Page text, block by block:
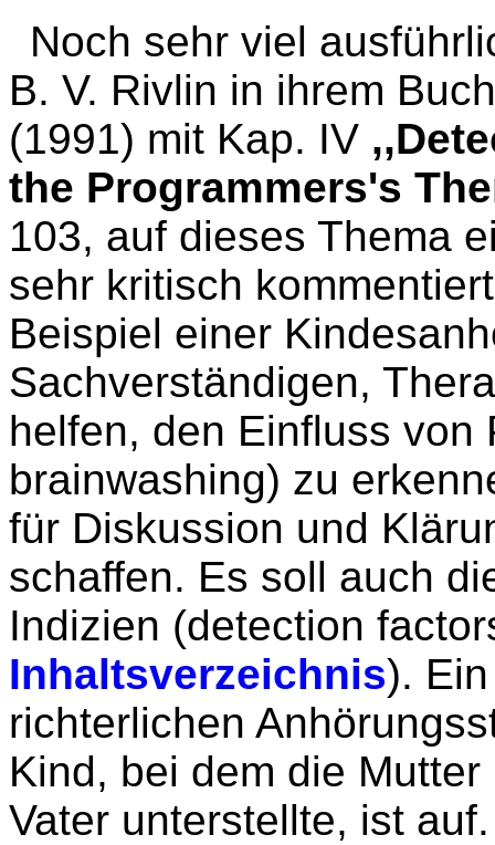
Noch sehr viel
B. V. Rivlin in ihrem Buch
(1991) mit Kap. IV
the Programmers's
103, auf dieses Thema
sehr kritisch
Beispiel einer
Sachverständigen,
helfen, den Einfluss von
brainwashing) zu
für Diskussion und
schaffen. Es soll auch
Indizien (detection
Inhaltsverzeichnis).
richterlichen
Kind, bei dem die
Vater unterstellte, ist